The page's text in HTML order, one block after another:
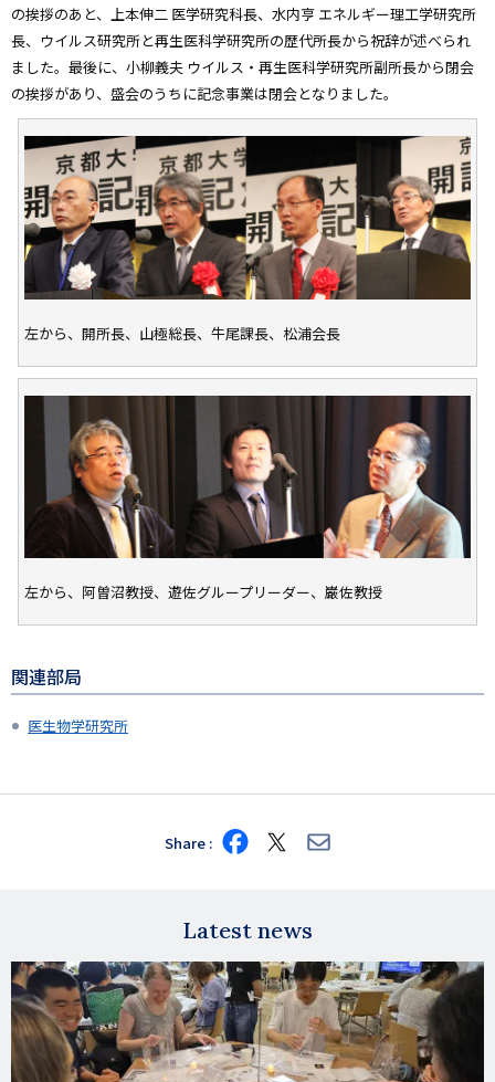
の挨拶のあと、上本伸二 医学研究科長、水内亨 エネルギー理工学研究所
長、ウイルス研究所と再生医科学研究所の歴代所長から祝辞が述べられ
ました。最後に、小柳義夫 ウイルス・再生医科学研究所副所長から閉会
の挨拶があり、盛会のうちに記念事業は閉会となりました。
左から、開所長、山極総長、牛尾課長、松浦会長
左から、阿曽沼教授、遊佐グループリーダー、巌佐教授
関連部局
医生物学研究所
Share Share
on
Share
on
Share
via
Latest news